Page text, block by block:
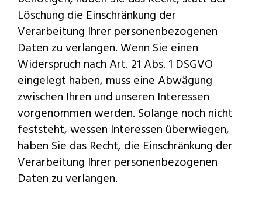
Löschung die Einschränkung der
Verarbeitung Ihrer personenbezogenen
Daten zu verlangen. Wenn Sie einen
Widerspruch nach Art. 21 Abs. 1 DSGVO
eingelegt haben, muss eine Abwägung
zwischen Ihren und unseren Interessen
vorgenommen werden. Solange noch nicht
feststeht, wessen Interessen überwiegen,
haben Sie das Recht, die Einschränkung der
Verarbeitung Ihrer personenbezogenen
Daten zu verlangen.